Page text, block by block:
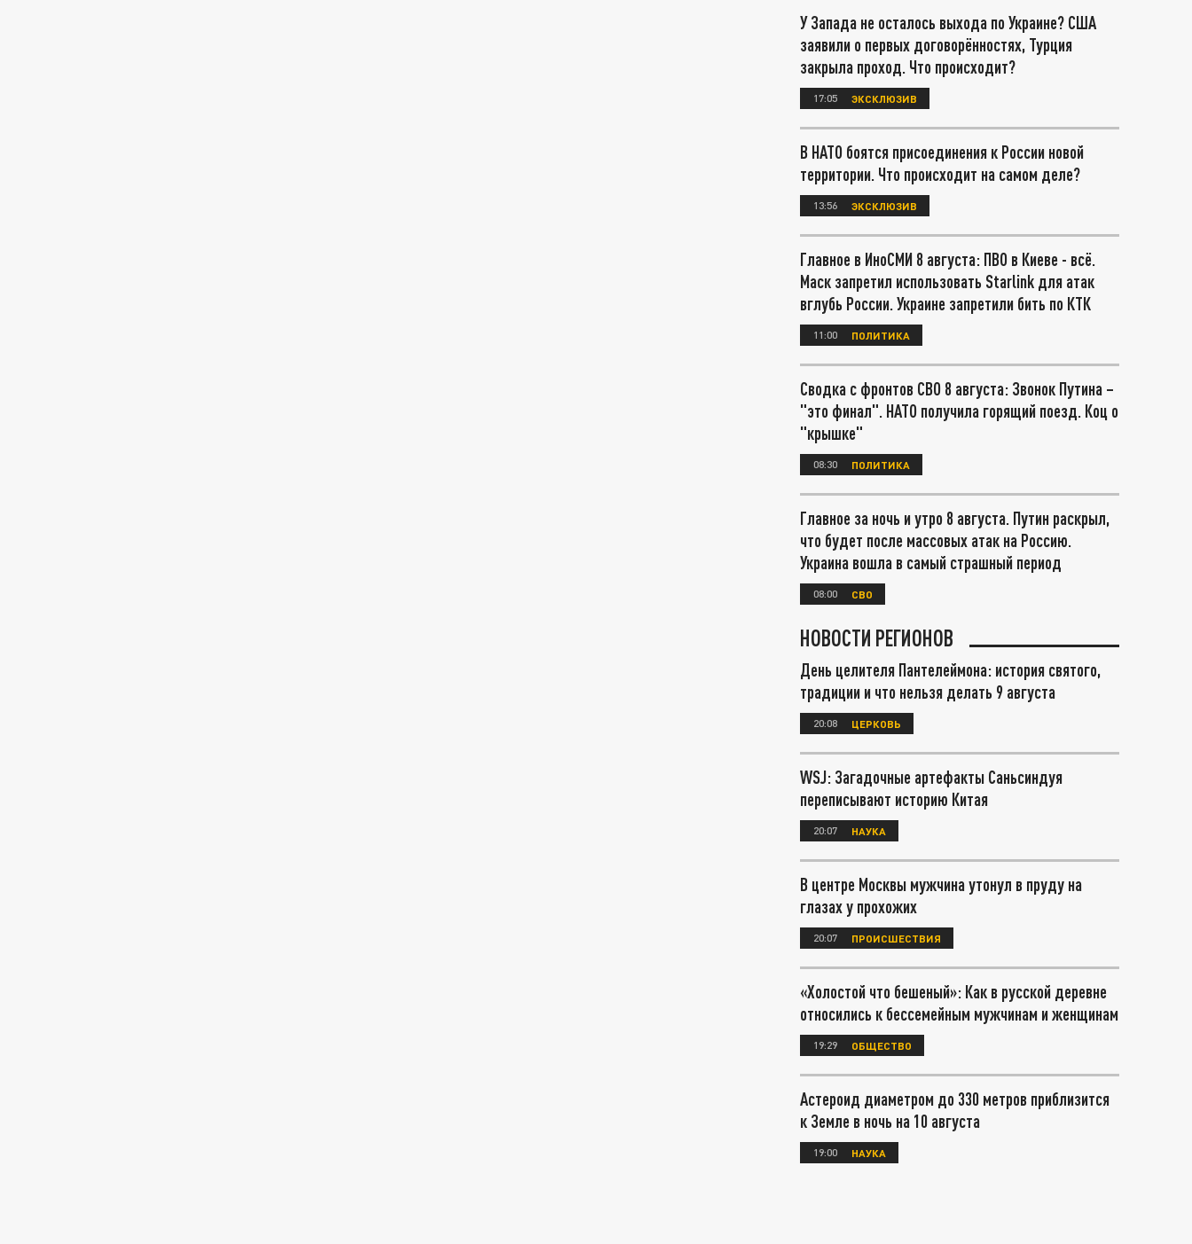
У Запада не осталось выхода по Украине? США
заявили о первых договорённостях, Турция
закрыла проход. Что происходит?
17:05 ЭКСКЛЮЗИВ
В НАТО боятся присоединения к России новой
территории. Что происходит на самом деле?
13:56 ЭКСКЛЮЗИВ
Главное в ИноСМИ 8 августа: ПВО в Киеве - всё.
Маск запретил использовать Starlink для атак
вглубь России. Украине запретили бить по КТК
11:00 ПОЛИТИКА
Сводка с фронтов СВО 8 августа: Звонок Путина –
"это финал". НАТО получила горящий поезд. Коц о
"крышке"
08:30 ПОЛИТИКА
Главное за ночь и утро 8 августа. Путин раскрыл,
что будет после массовых атак на Россию.
Украина вошла в самый страшный период
08:00 СВО
НОВОСТИ РЕГИОНОВ
День целителя Пантелеймона: история святого,
традиции и что нельзя делать 9 августа
20:08 ЦЕРКОВЬ
WSJ: Загадочные артефакты Саньсиндуя
переписывают историю Китая
20:07 НАУКА
В центре Москвы мужчина утонул в пруду на
глазах у прохожих
20:07 ПРОИСШЕСТВИЯ
«Холостой что бешеный»: Как в русской деревне
относились к бессемейным мужчинам и женщинам
19:29 ОБЩЕСТВО
Астероид диаметром до 330 метров приблизится
к Земле в ночь на 10 августа
19:00 НАУКА